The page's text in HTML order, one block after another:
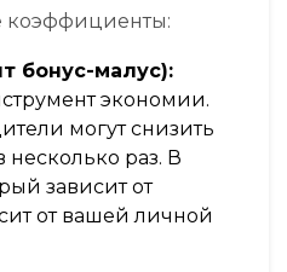
коэффициенты:
бонус-малус):
экономии.
могут снизить
несколько раз. В
зависит от
от вашей личной